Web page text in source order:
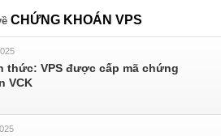
CHỨNG KHOÁN VPS
thức: VPS được cấp mã chứng
VCK